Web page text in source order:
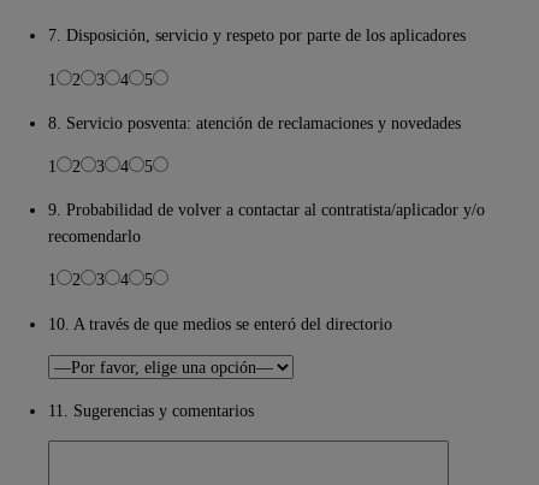
7. Disposición, servicio y respeto por parte de los aplicadores
1 2 3 4 5
8. Servicio posventa: atención de reclamaciones y novedades
1 2 3 4 5
9. Probabilidad de volver a contactar al contratista/aplicador y/o
recomendarlo
1 2 3 4 5
10. A través de que medios se enteró del directorio
11. Sugerencias y comentarios